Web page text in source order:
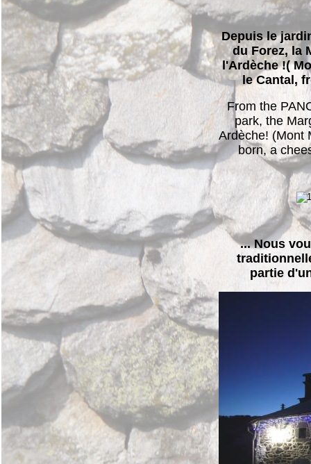
Depuis le
du Forez, la
l'Ardèche !(
le Cantal,
From the
park, the
Ardèche! (Mont
born, a
... Nous
partie